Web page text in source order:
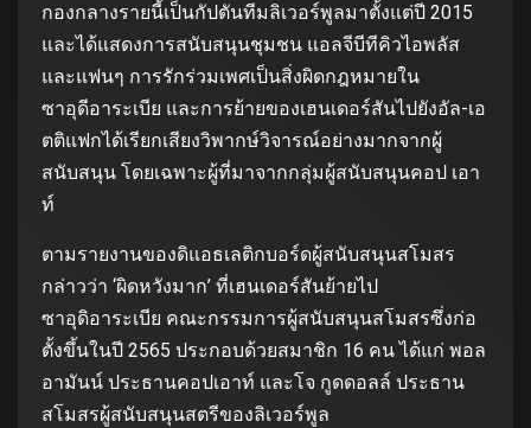
กองกลางรายนี้เป็นกัปตันทีมลิเวอร์พูลมาตั้งแต่ปี 2015
และได้แสดงการสนับสนุนชุมชน แอลจีบีทีคิวไอพลัส
และแฟนๆ การรักร่วมเพศเป็นสิ่งผิดกฎหมายใน
ซาอุดีอาระเบีย และการย้ายของเฮนเดอร์สันไปยังอัล-เอ
ตติแฟกได้เรียกเสียงวิพากษ์วิจารณ์อย่างมากจากผู้
สนับสนุน โดยเฉพาะผู้ที่มาจากกลุ่มผู้สนับสนุนคอป เอา
ท์
ตามรายงานของดิแอธเลติกบอร์ดผู้สนับสนุนสโมสร
กล่าวว่า ‘ผิดหวังมาก’ ที่เฮนเดอร์สันย้ายไป
ซาอุดิอาระเบีย คณะกรรมการผู้สนับสนุนสโมสรซึ่งก่อ
ตั้งขึ้นในปี 2565 ประกอบด้วยสมาชิก 16 คน ได้แก่ พอล
อามันน์ ประธานคอปเอาท์ และโจ กูดดอลล์ ประธาน
สโมสรผู้สนับสนุนสตรีของลิเวอร์พูล